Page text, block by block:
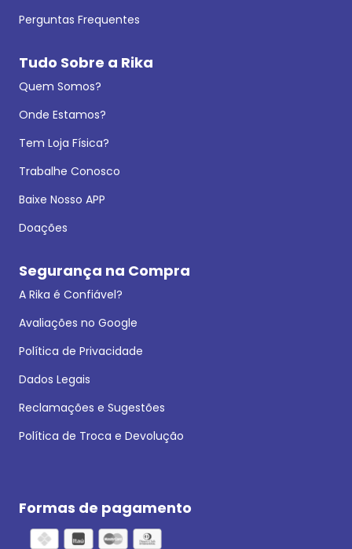
Perguntas Frequentes
Tudo Sobre a Rika
Quem Somos?
Onde Estamos?
Tem Loja Física?
Trabalhe Conosco
Baixe Nosso APP
Doações
Segurança na Compra
A Rika é Confiável?
Avaliações no Google
Política de Privacidade
Dados Legais
Reclamações e Sugestões
Política de Troca e Devolução
Formas de pagamento